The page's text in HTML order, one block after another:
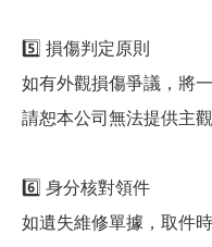
5️⃣ 損傷判定原則
如有外觀損傷爭議，將
請恕本公司無法提供主觀
6️⃣ 身分核對領件
如遺失維修單據，取件